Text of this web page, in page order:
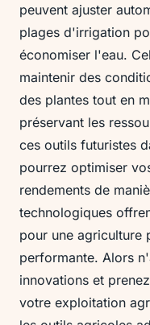
peuvent ajuster
plages d'irrigation
économiser l'eau.
maintenir des
des plantes tout en
préservant les
ces outils futuristes
pourrez optimiser
rendements de
technologiques
pour une agriculture
performante. Alors
innovations et
votre exploitation